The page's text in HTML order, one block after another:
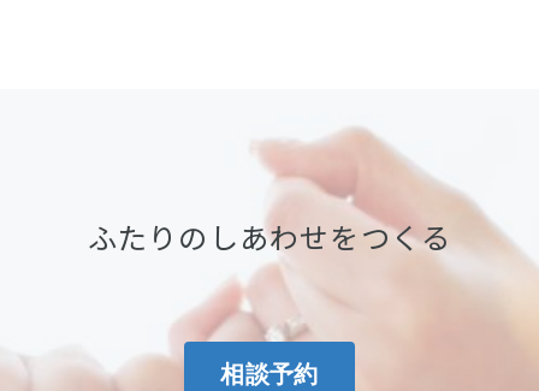
ふたりのしあわせをつくる
相談予約